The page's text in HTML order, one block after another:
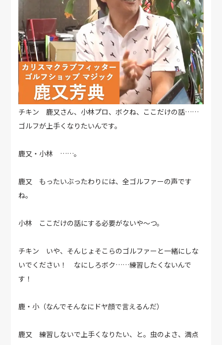
チキン 鹿又さん、小林プロ、ボクね、ここだけの話……
ゴルフが上手くなりたいんです。
鹿又・小林 ……。
鹿又 もったいぶったわりには、全ゴルファーの声です
ね。
小林 ここだけの話にする必要がないや～つ。
チキン いや、そんじょそこらのゴルファーと一緒にしな
いでください！ なにしろボク……練習したくないんで
す！
鹿・小（なんでそんなにドヤ顔で言えるんだ）
鹿又 練習しないで上手くなりたい、と。虫のよさ、満点